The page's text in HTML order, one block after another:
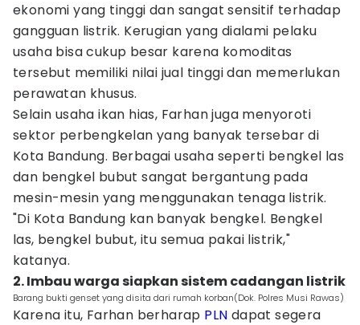
ekonomi yang tinggi dan sangat sensitif terhadap
gangguan listrik. Kerugian yang dialami pelaku
usaha bisa cukup besar karena komoditas
tersebut memiliki nilai jual tinggi dan memerlukan
perawatan khusus.
Selain usaha ikan hias, Farhan juga menyoroti
sektor perbengkelan yang banyak tersebar di
Kota Bandung. Berbagai usaha seperti bengkel las
dan bengkel bubut sangat bergantung pada
mesin-mesin yang menggunakan tenaga listrik.
"Di Kota Bandung kan banyak bengkel. Bengkel
las, bengkel bubut, itu semua pakai listrik,"
katanya.
2. Imbau warga siapkan sistem cadangan listrik
Barang bukti genset yang disita dari rumah korban(Dok. Polres Musi Rawas)
Karena itu, Farhan berharap PLN dapat segera